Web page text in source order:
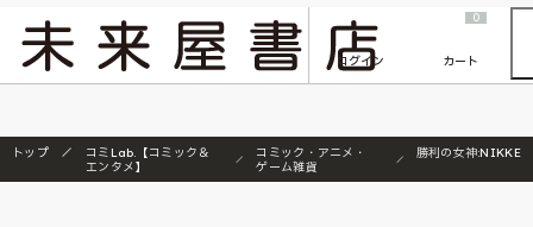
『ONE PIECE magazine 021 ONE PIECEカード付き同梱版』発売延期のご案内
ログイン
0
カート
トップ
コミLab.【コミック＆
エンタメ】
コミック・アニメ・
ゲーム雑貨
勝利の女神:NIKKE